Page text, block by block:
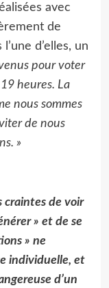
avec
de
d’elles, un
pour voter
heures. La
nous sommes
de nous
»
craintes de voir
» et de se
» ne
individuelle, et
d’un